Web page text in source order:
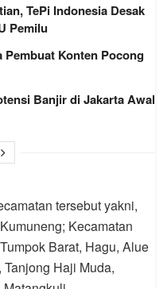
TePi Indonesia Desak
Pemilu
Pembuat Konten Pocong
Banjir di Jakarta Awal
tersebut yakni,
Kecamatan
Barat, Hagu, Alue
Haji Muda,